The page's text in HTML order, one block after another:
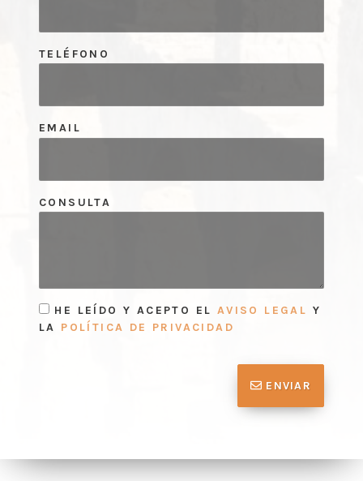
TELÉFONO
EMAIL
CONSULTA
HE LEÍDO Y ACEPTO EL AVISO LEGAL Y
LA POLÍTICA DE PRIVACIDAD
ENVIAR